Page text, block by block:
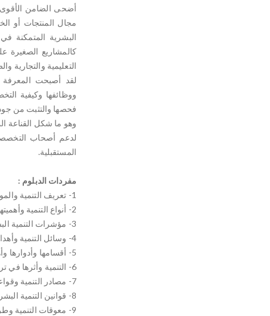
أضحى الضامن
مجال المنتجات أو
البشرية المتمكنة
كالمشاريع الصغيرة
التعليمية والتجارية
لقد أصبحت المعرفة
ووظائفها وكيفية
فحصها والتثبت من
وهو ما شكل القناعة
لدعم أصحاب
المستقبلية.
مفردات الدبلوم :
1- تعريف التنمية والموارد البشرية ومفهومهما.
2- أنواع التنمية وأهميتها في صناعة حياة أفضل للمجتمع الإنساني.
3- مؤشرات التنمية البشرية دورها في ضبط عمليات التطوير.
4- وسائل التنمية وأهدافها وأدواتها الرئيسة.
5- أقسامها وأدوارها وأهافها ووسائل تحقيقها في مجالي المجتمع والخدمات.
6- التنمية وأثرها في ترقية أداء الإدارة وطرق تحديثها.
7- مصادر التنمية وقواعدها وسبل تطبيق برامجها بفعالية.
8- قوانين التنمية البشرية والإبداع والتفوق ودورها في تحقيق التفكير الإيجابي.
9- معوقات التنمية وطرق معالجتها.